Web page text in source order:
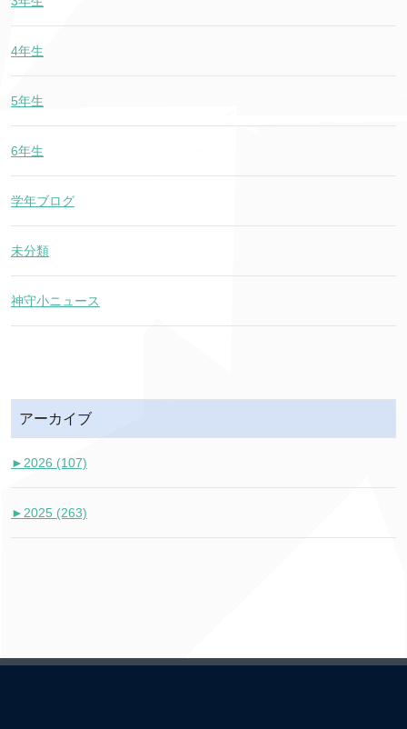
4年生
5年生
6年生
学年ブログ
未分類
神守小ニュース
アーカイブ
► 2026 (107)
► 2025 (263)